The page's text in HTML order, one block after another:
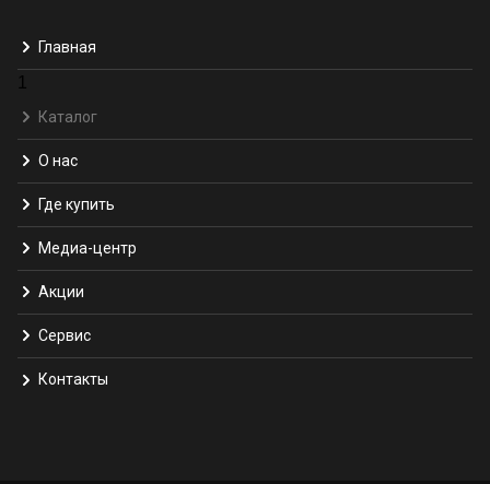
Главная
1
Каталог
О нас
Где купить
Медиа-центр
Акции
Сервис
Контакты